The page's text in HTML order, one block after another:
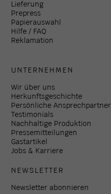
Lieferung
Prepress
Papierauswahl
Hilfe / FAQ
Reklamation
UNTERNEHMEN
Wir über uns
Herkunftsgeschichte
Persönliche Ansprechpartner
Testimonials
Nachhaltige Produktion
Pressemitteilungen
Gastartikel
Jobs & Karriere
NEWSLETTER
Newsletter abonnieren